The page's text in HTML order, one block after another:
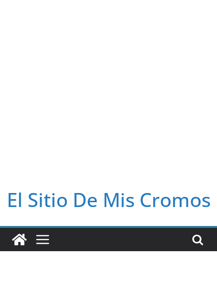
El Sitio De Mis Cromos